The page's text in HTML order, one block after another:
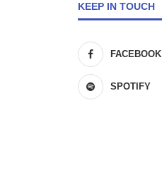
KEEP IN TOUCH
FACEBOOK
SPOTIFY